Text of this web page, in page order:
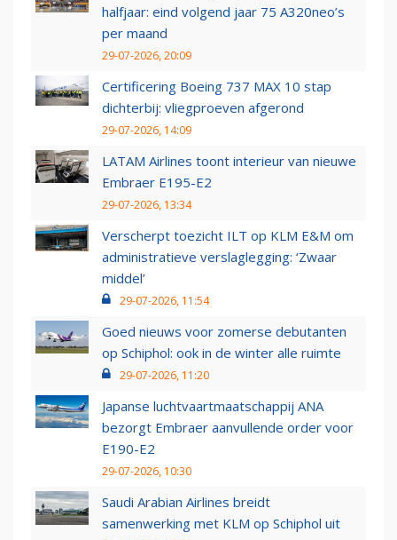
halfjaar: eind volgend jaar 75 A320neo’s
per maand
29-07-2026, 20:09
Certificering Boeing 737 MAX 10 stap
dichterbij: vliegproeven afgerond
29-07-2026, 14:09
LATAM Airlines toont interieur van nieuwe
Embraer E195-E2
29-07-2026, 13:34
Verscherpt toezicht ILT op KLM E&M om
administratieve verslaglegging: ‘Zwaar
middel’
29-07-2026, 11:54
Goed nieuws voor zomerse debutanten
op Schiphol: ook in de winter alle ruimte
29-07-2026, 11:20
Japanse luchtvaartmaatschappij ANA
bezorgt Embraer aanvullende order voor
E190-E2
29-07-2026, 10:30
Saudi Arabian Airlines breidt
samenwerking met KLM op Schiphol uit